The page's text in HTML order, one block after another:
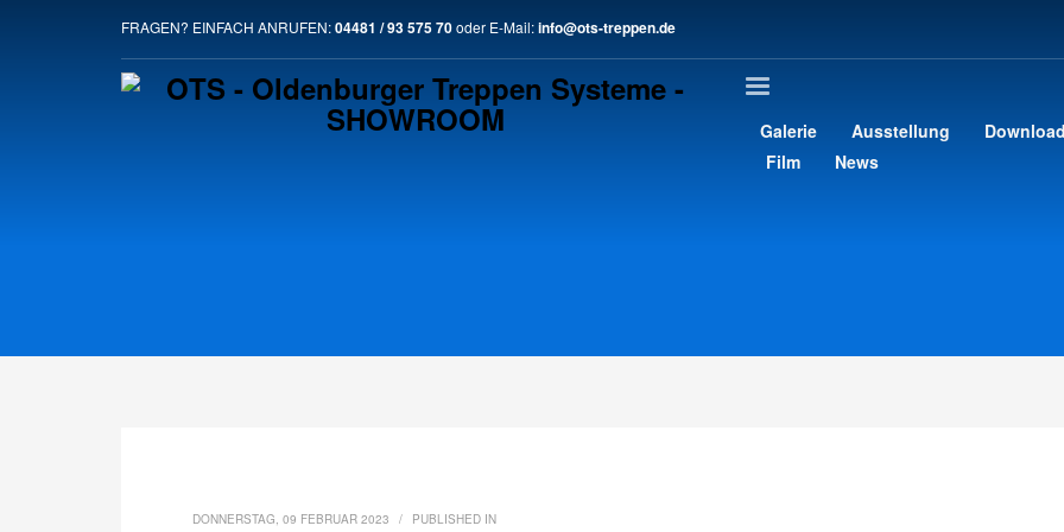
SO ERREICHST DU UNS
1 2 3
Solltest Du Probleme mit der Website haben, maile uns gern an support@ots-treppen.de. Vielen Dank!
FRAGEN? EINFACH ANRUFEN:04481 / 93 575 70oder E-Mail:info@ots-treppen.de
Galerie Ausstellung Download
Film
News
DONNERSTAG, 09 FEBRUAR 2023 / PUBLISHED IN